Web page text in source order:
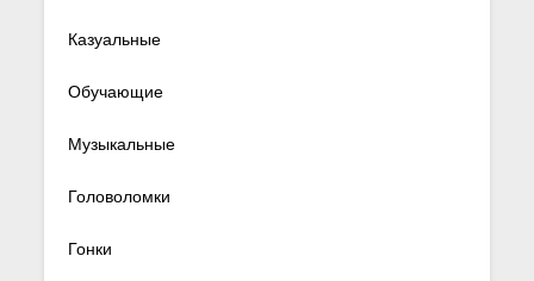
Казуальные
Обучающие
Музыкальные
Головоломки
Гонки